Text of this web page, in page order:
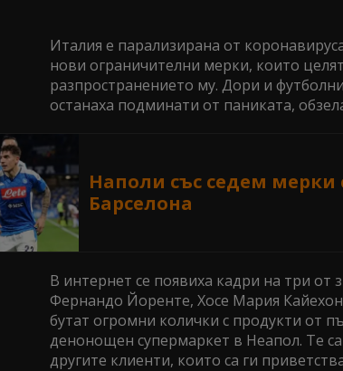
Италия е парализирана от
нови ограничителни мерки, които
разпространението му. Дори и
останаха подминати от паниката,
Наполи със седем мерки
Барселона
В интернет се появиха кадри на три от
Фернандо Йоренте, Хосе Мария
бутат огромни колички с продукти от
денонощен супермаркет в Неапол. Те
другите клиенти, които са ги